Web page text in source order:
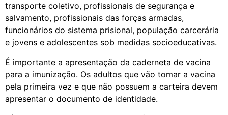
transporte coletivo, profissionais de segurança e
salvamento, profissionais das forças armadas,
funcionários do sistema prisional, população carcerária
e jovens e adolescentes sob medidas socioeducativas.
É importante a apresentação da caderneta de vacina
para a imunização. Os adultos que vão tomar a vacina
pela primeira vez e que não possuem a carteira devem
apresentar o documento de identidade.